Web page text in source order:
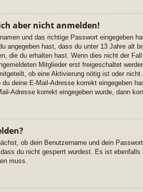
aber nicht anmelden!
und das richtige Passwort eingegeben
angegeben hast, dass du unter 13 Jahre alt
die du erhalten hast. Wenn dies nicht der
Mitglieder erst freigeschaltet
ob eine Aktivierung nötig ist oder
deine E-Mail-Adresse korrekt eingegeben
Adresse korrekt eingegeben wurde, dann
ob dein Benutzername und dein
du nicht gesperrt wurdest. Es ist
muss.